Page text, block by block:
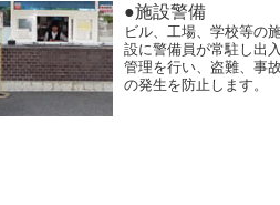
●施設警備
ビル、工場、学校等の
設に警備員が常駐し出
管理を行い、盗難、事
の発生を防止します。